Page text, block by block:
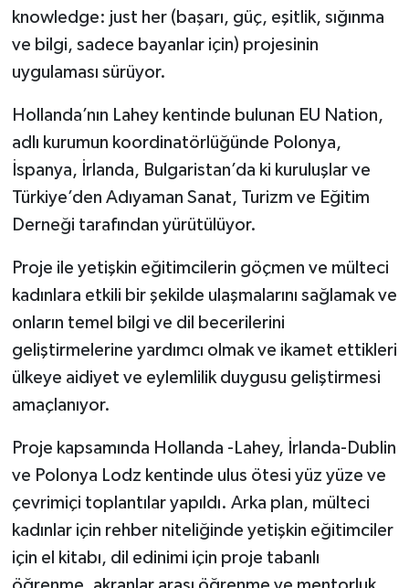
knowledge: just her (başarı, güç, eşitlik, sığınma
ve bilgi, sadece bayanlar için) projesinin
uygulaması sürüyor.
Hollanda’nın Lahey kentinde bulunan EU Nation,
adlı kurumun koordinatörlüğünde Polonya,
İspanya, İrlanda, Bulgaristan’da ki kuruluşlar ve
Türkiye’den Adıyaman Sanat, Turizm ve Eğitim
Derneği tarafından yürütülüyor.
Proje ile yetişkin eğitimcilerin göçmen ve mülteci
kadınlara etkili bir şekilde ulaşmalarını sağlamak ve
onların temel bilgi ve dil becerilerini
geliştirmelerine yardımcı olmak ve ikamet ettikleri
ülkeye aidiyet ve eylemlilik duygusu geliştirmesi
amaçlanıyor.
Proje kapsamında Hollanda -Lahey, İrlanda-Dublin
ve Polonya Lodz kentinde ulus ötesi yüz yüze ve
çevrimiçi toplantılar yapıldı. Arka plan, mülteci
kadınlar için rehber niteliğinde yetişkin eğitimciler
için el kitabı, dil edinimi için proje tabanlı